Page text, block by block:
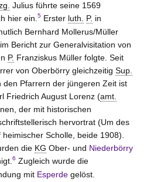
Julius führte seine 1569
hier ein. 5Erster luth. P. in
Bernhard Mollerus/Müller
Bericht zur Generalvisitation von
P. Franziskus Müller folgte. Seit
von Oberbörry gleichzeitig Sup.
den Pfarrern der jüngeren Zeit ist
Friedrich August Lorenz (amt.
der mit historischen
hervortrat (Um des
heimischer Scholle, beide 1908).
die KG Ober- und Niederbörry
6 Zugleich wurde die
mit Esperdegelöst.